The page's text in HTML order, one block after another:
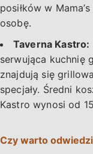
posiłków w
osobę.
Taverna Kastro:
serwująca kuchnię
znajdują się
specjały. Średni
Kastro wynosi od
Czy warto